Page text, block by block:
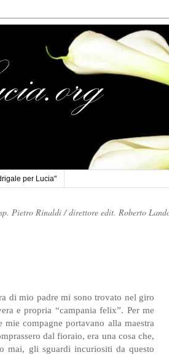
per Lucia"
Pietro Rinaldi /direttore edit. Roberto
di mio padre mi sono trovato nel giro
e propria “campania felix”. Per me
compagne portavano alla maestra
dal fioraio, era una cosa che,
mai, gli sguardi incuriositi da questo